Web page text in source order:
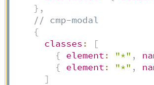
} ,
// cmp-modal
{
classes :
[
{
element : "*" ,
{
element : "*" ,
]